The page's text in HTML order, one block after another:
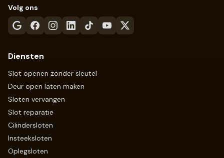
Volg ons
Diensten
Slot openen zonder sleutel
Deur open laten maken
Sloten vervangen
Slot reparatie
Cilindersloten
Insteeksloten
Oplegsloten